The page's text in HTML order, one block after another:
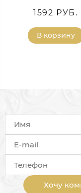
1592 РУБ.
В корзину
Хочу